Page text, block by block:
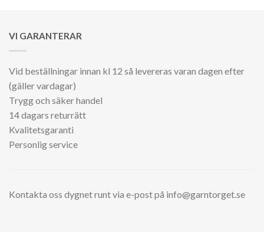
VI GARANTERAR
Vid beställningar innan kl 12 så levereras varan dagen efter
(gäller vardagar)
Trygg och säker handel
14 dagars returrätt
Kvalitetsgaranti
Personlig service
Kontakta oss dygnet runt via e-post på info@garntorget.se